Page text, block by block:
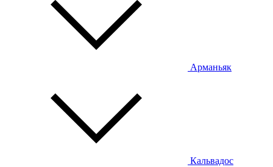
Арманьяк
Кальвадос